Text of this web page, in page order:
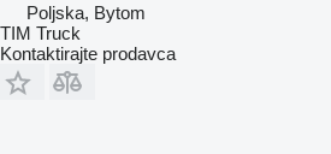
Poljska, Bytom
TIM Truck
Kontaktirajte prodavca